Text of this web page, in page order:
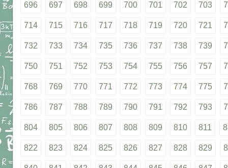
696 697 698 699 700 701 702 703
714 715 716 717 718 719 720 721
732 733 734 735 736 737 738 739
750 751 752 753 754 755 756 757
768 769 770 771 772 773 774 775
786 787 788 789 790 791 792 793
804 805 806 807 808 809 810 811
822 823 824 825 826 827 828 829